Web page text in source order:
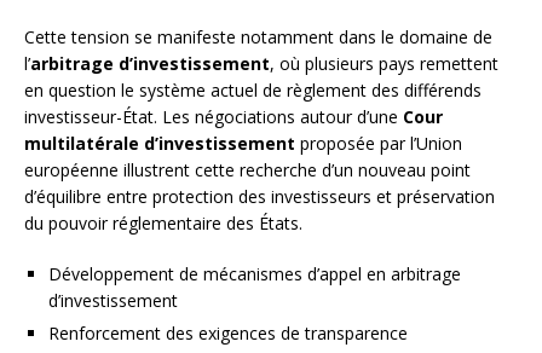
Cette tension se manifeste notamment dans le domaine de
l’arbitrage d’investissement, où plusieurs pays remettent
en question le système actuel de règlement des différends
investisseur-État. Les négociations autour d’une Cour
multilatérale d’investissement proposée par l’Union
européenne illustrent cette recherche d’un nouveau point
d’équilibre entre protection des investisseurs et préservation
du pouvoir réglementaire des États.
Développement de mécanismes d’appel en arbitrage
d’investissement
Renforcement des exigences de transparence